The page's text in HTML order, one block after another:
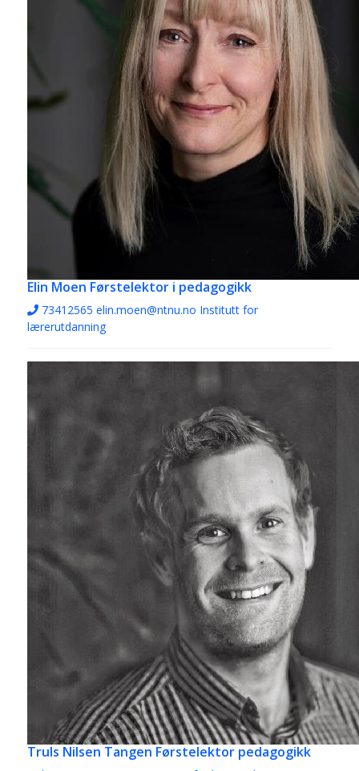
Elin Moen Førstelektor i pedagogikk
73412565 elin.moen@ntnu.no Institutt for
lærerutdanning
Truls Nilsen Tangen Førstelektor pedagogikk